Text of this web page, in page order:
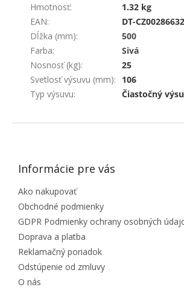
Hmotnosť:
1.32 kg
EAN:
DT-CZ00286632
Dĺžka (mm):
500
Farba:
Sivá
Nosnosť (kg):
25
Svetlosť výsuvu (mm):
106
Typ výsuvu: Čiastočný
ZÁPÄTIE
Informácie pre vás
Ako nakupovať
Obchodné podmienky
GDPR Podmienky ochrany osobných
Doprava a platba
Reklamačný poriadok
Odstúpenie od zmluvy
O nás